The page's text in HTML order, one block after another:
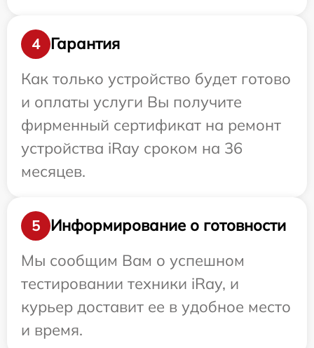
4
Гарантия
Как только устройство будет готово
и оплаты услуги Вы получите
фирменный сертификат на ремонт
устройства iRay сроком на 36
месяцев.
5
Информирование о готовности
Мы сообщим Вам о успешном
тестировании техники iRay, и
курьер доставит ее в удобное место
и время.